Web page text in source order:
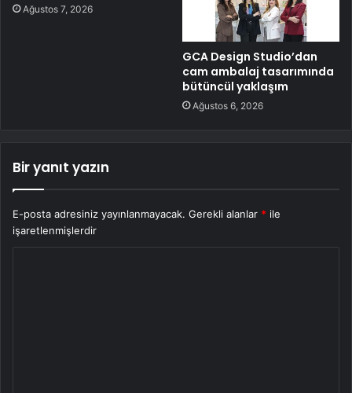
Ağustos 7, 2026
GCA Design Studio’dan
cam ambalaj tasarımında
bütüncül yaklaşım
Ağustos 6, 2026
Bir yanıt yazın
E-posta adresiniz yayınlanmayacak. Gerekli alanlar * ile
işaretlenmişlerdir